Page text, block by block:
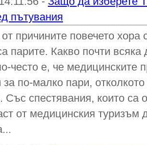
пътувания
причините повечето
парите. Какво почти
често е, че медицинските
по-малко пари,
Със спестявания, които са
от медицинския